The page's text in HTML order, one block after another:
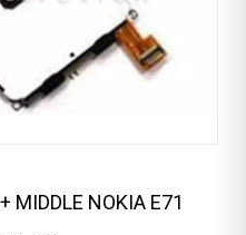
MIDDLE NOKIA E71